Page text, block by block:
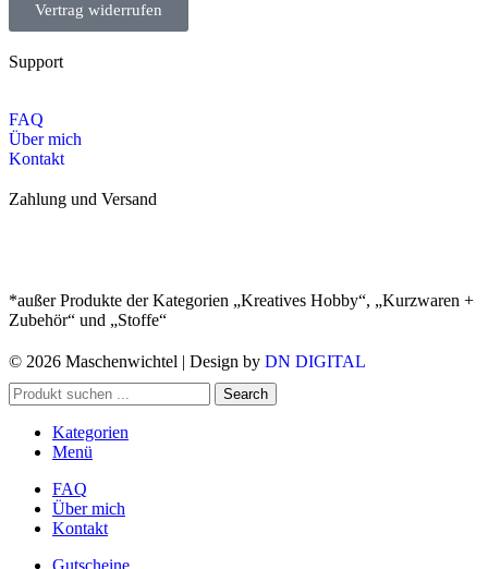
Vertrag widerrufen
Support
FAQ
Über mich
Kontakt
Zahlung und Versand
*außer Produkte der Kategorien „Kreatives Hobby“, „Kurzwaren +
Zubehör“ und „Stoffe“
© 2026 Maschenwichtel | Design by DN DIGITAL
Search
Kategorien
Menü
FAQ
Über mich
Kontakt